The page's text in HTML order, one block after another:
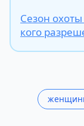
Сезон охоты
кого